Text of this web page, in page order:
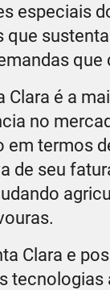
especiais
Clara é a
no
termos
de seu
Clara e